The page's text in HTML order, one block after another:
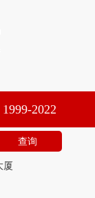
2022
厦